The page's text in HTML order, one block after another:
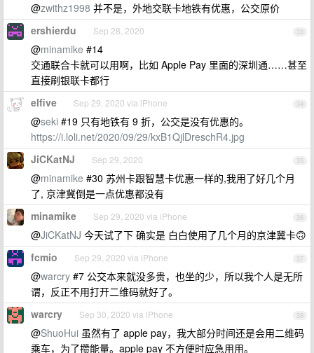
@zwithz1998 并不是，外地交联卡地铁有优惠，公交原价
33
ershierdu Sep 28, 2020
@minamike #14
交通联合卡就可以用啊，比如 Apple Pay 里面的深圳通……甚至
直接刷银联卡都行
34
elfive Sep 29, 2020 via iPhone
@seki #19 只有地铁有 9 折，公交是没有优惠的。
https://i.loli.net/2020/09/29/kxB1QjlDreschR4.jpg
35
JiCKatNJ Sep 29, 2020
@minamike #30 苏州卡跟智慧卡优惠一样的,我用了好几个月
了, 京津冀倒是一点优惠都没有
36
minamike Sep 29, 2020 via iPhone
@JiCKatNJ 今天试了下 确实是 白白使用了几个月的京津冀卡🙃
37
fcmio Sep 29, 2020 via iPhone
@warcry #7 公交本来就没多贵，也坐的少，所以我个人是无所
谓，反正不用打开二维码就好了。
38
warcry Sep 30, 2020 via iPhone
@ShuoHui 虽然有了 apple pay，我大部分时间还是会用二维码
乘车，为了攒能量。apple pay 不方便时应急用用。